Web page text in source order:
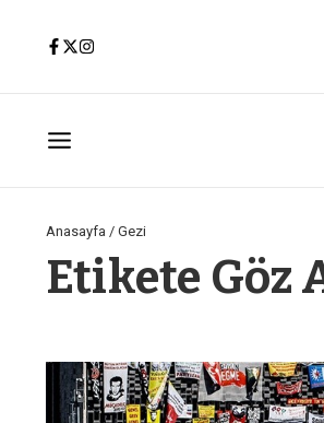
Anasayfa / Gezi
Etikete Göz